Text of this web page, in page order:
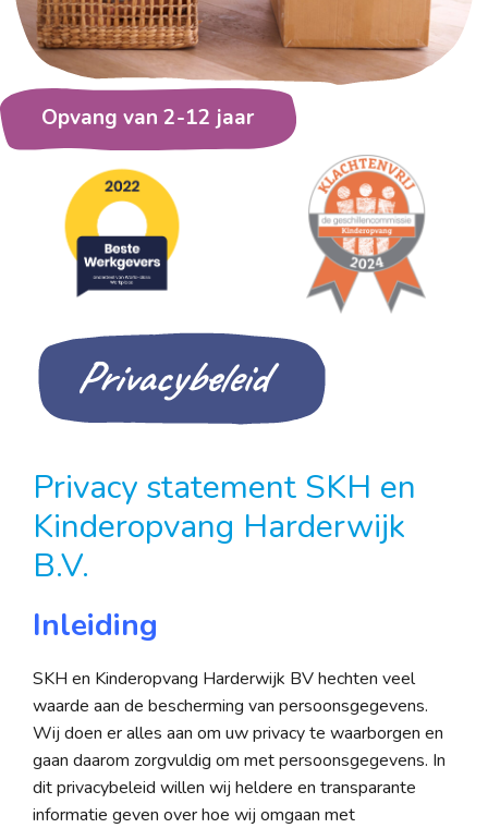
Opvang van 2-12 jaar
Privacybeleid
Privacy statement SKH en
Kinderopvang Harderwijk
B.V.
Inleiding
SKH en Kinderopvang Harderwijk BV hechten veel
waarde aan de bescherming van persoonsgegevens.
Wij doen er alles aan om uw privacy te waarborgen en
gaan daarom zorgvuldig om met persoonsgegevens. In
dit privacybeleid willen wij heldere en transparante
informatie geven over hoe wij omgaan met